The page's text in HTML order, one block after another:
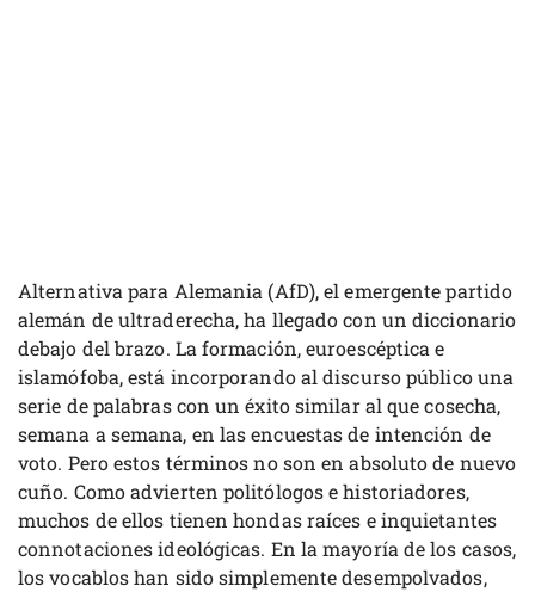
Alternativa para Alemania (AfD), el emergente partido
alemán de ultraderecha, ha llegado con un diccionario
debajo del brazo. La formación, euroescéptica e
islamófoba, está incorporando al discurso público una
serie de palabras con un éxito similar al que cosecha,
semana a semana, en las encuestas de intención de
voto. Pero estos términos no son en absoluto de nuevo
cuño. Como advierten politólogos e historiadores,
muchos de ellos tienen hondas raíces e inquietantes
connotaciones ideológicas. En la mayoría de los casos,
los vocablos han sido simplemente desempolvados,